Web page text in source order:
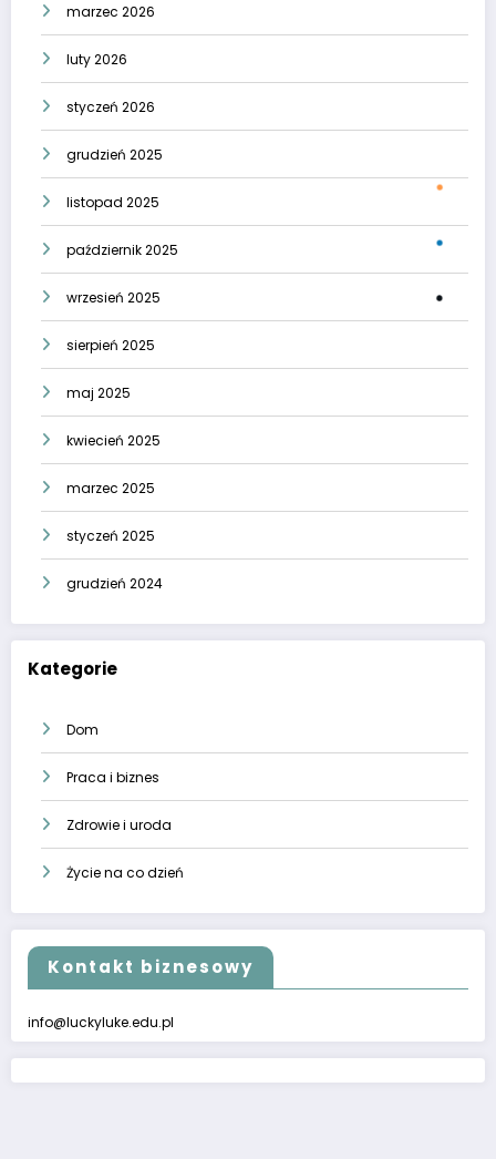
marzec 2026
luty 2026
styczeń 2026
grudzień 2025
listopad 2025
październik 2025
wrzesień 2025
sierpień 2025
maj 2025
kwiecień 2025
marzec 2025
styczeń 2025
grudzień 2024
Kategorie
Dom
Praca i biznes
Zdrowie i uroda
Życie na co dzień
Kontakt biznesowy
info@luckyluke.edu.pl